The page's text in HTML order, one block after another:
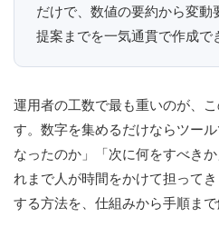
だけで、数値の要約から変
提案までを一気通貫で作成で
運用者の工数で最も重いのが、
す。数字を集めるだけならツー
なったのか」「次に何をすべき
れまで人が時間をかけて担って
する方法を、仕組みから手順まで